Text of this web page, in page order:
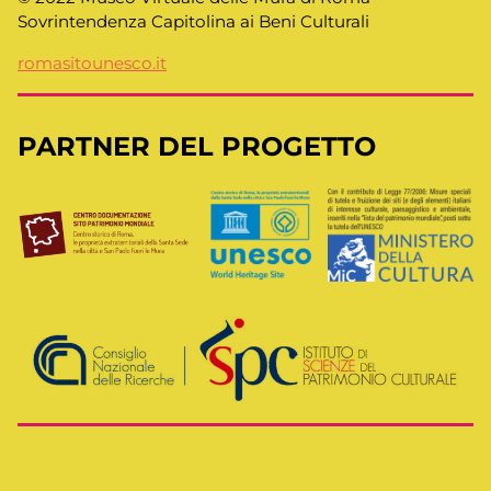
Sovrintendenza Capitolina ai Beni Culturali
romasitounesco.it
PARTNER DEL PROGETTO